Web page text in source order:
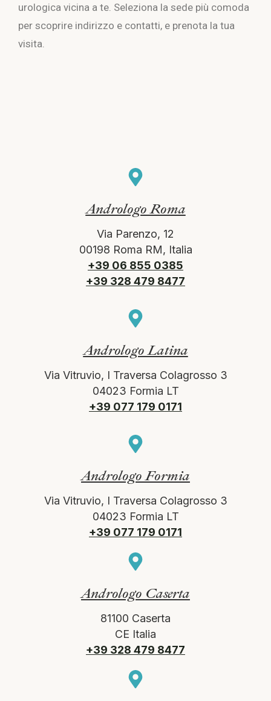
urologica vicina a te. Seleziona la sede più comoda
per scoprire indirizzo e contatti, e prenota la tua
visita.
Andrologo Roma
Via Parenzo, 12
00198 Roma RM, Italia
+39 06 855 0385
+39 328 479 8477
Andrologo Latina
Via Vitruvio, I Traversa Colagrosso 3
04023 Formia LT
+39 077 179 0171
Andrologo Formia
Via Vitruvio, I Traversa Colagrosso 3
04023 Formia LT
+39 077 179 0171
Andrologo Caserta
81100 Caserta
CE Italia
+39 328 479 8477